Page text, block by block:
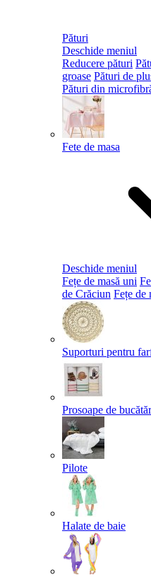
Pături
Deschide meniul
Reducere pături
groase Pături de
Pături din
Fete de masa
Deschide meniul
Fețe de masă uni
de Crăciun Fețe de
Suporturi pentru
Prosoape de
Pilote
Halate de baie